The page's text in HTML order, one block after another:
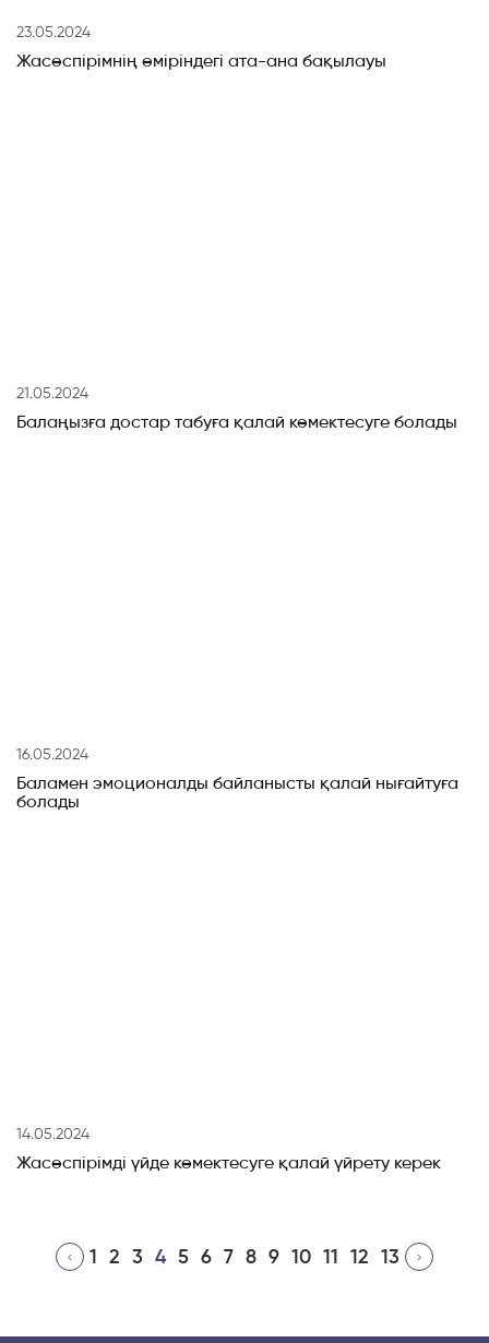
23.05.2024
Жасөспірімнің өміріндегі ата-ана бақылауы
21.05.2024
Балаңызға достар табуға қалай көмектесуге болады
16.05.2024
Баламен эмоционалды байланысты қалай нығайтуға
болады
14.05.2024
Жасөспірімді үйде көмектесуге қалай үйрету керек
1 2 3 4 5 6 7 8 9 10 11 12 13